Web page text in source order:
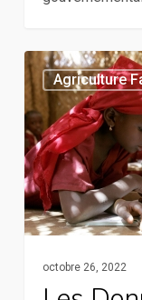
Les
données
désagrégées
par
genre,
la
clé
Agriculture
octobre 26, 2022